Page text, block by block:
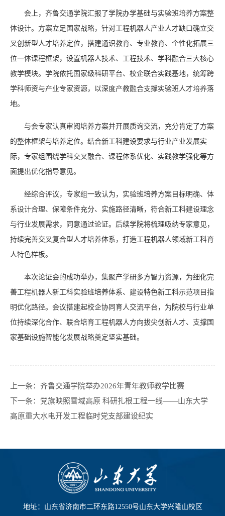
会上，齐鲁交通学院汇报了学院办学基础与实验班培养方案整
体设计。方案立足国家战略，针对工程机器人产业人才缺口确立交
叉创新型人才培养定位，搭建通识教育、专业教育、个性化拓展三
位一体课程框架，设置机器人技术、工程技术、学科融合三大核心
教学模块。学院依托国家级科研平台、校企联合实践基地，统筹跨
学科师资与产业专家资源，以深度产教融合支撑实验班人才培养落
地。
与会专家认真审阅培养方案并开展质询交流，充分肯定了方案
的整体框架与培养定位。结合新工科建设要求与行业产业发展实
际，专家组围绕学科交叉融合、课程体系优化、实践教学强化等方
面提出优化指导意见。
经综合评议，专家组一致认为，实验班培养方案目标明确、体
系设计合理、保障条件充分、实施路径清晰，符合新工科建设理念
与行业发展需求，同意通过论证。后续学院将梳理吸纳专家意见，
持续完善交叉复合型人才培养体系，打造工程机器人领域新工科育
人特色样板。
本次论证会的成功举办，集聚产学研多方智力资源，为细化完
善工程机器人新工科实验班培养体系、建设特色新工科示范项目指
明优化路径。会议搭建起校企协同育人交流平台，为院校与行业单
位持续深化合作、联合培育工程机器人方向拔尖创新人才、支撑国
家基础设施智能化发展战略奠定坚实基础。
上一条： 齐鲁交通学院举办2026年青年教师教学比赛
下一条： 党旗映照雪域高原 科研扎根工程一线——山东大学
高原重大水电开发工程临时党支部建设纪实
地址：山东省济南市二环东路12550号山东大学兴隆山校区